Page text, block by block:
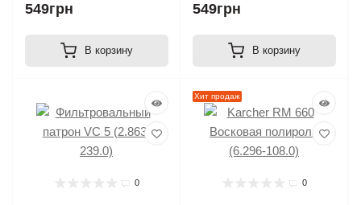
549грн
В корзину
549грн
В корзину
0
Хит продаж
0